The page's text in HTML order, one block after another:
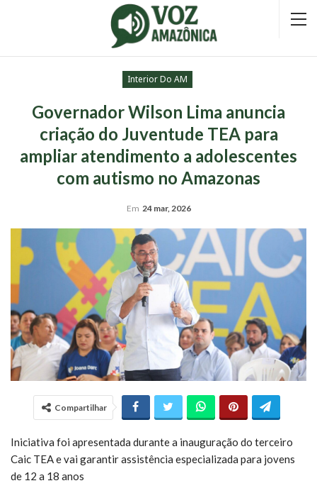
Interior Do AM
Governador Wilson Lima anuncia
criação do Juventude TEA para
ampliar atendimento a adolescentes
com autismo no Amazonas
Em 24 mar, 2026
Compartilhar
Iniciativa foi apresentada durante a inauguração do terceiro
Caic TEA e vai garantir assistência especializada para jovens
de 12 a 18 anos